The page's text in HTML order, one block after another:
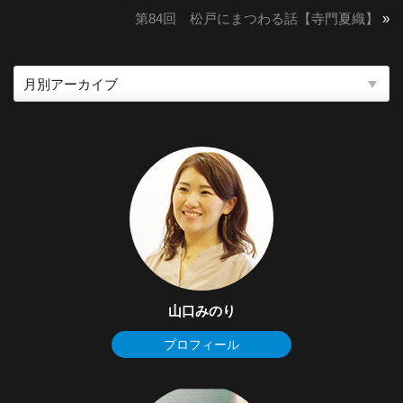
第84回 松戸にまつわる話【寺門夏織】
»
山口みのり
プロフィール